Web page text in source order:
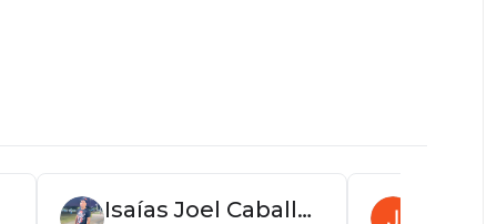
Isaías Joel Caballero